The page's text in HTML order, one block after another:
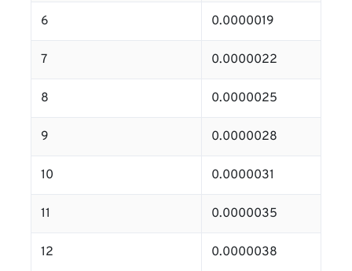
6 0.0000019
7 0.0000022
8 0.0000025
9 0.0000028
10 0.0000031
11 0.0000035
12 0.0000038